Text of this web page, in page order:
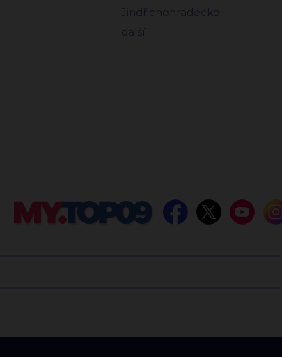
Jindřichohradecko
další